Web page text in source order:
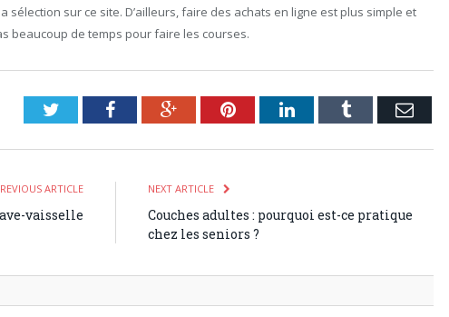
sélection sur ce site. D’ailleurs, faire des achats en ligne est plus simple et
beaucoup de temps pour faire les courses.
TwitterFacebookGoogle+PinterestLinkedInTumblr Email
ARTICLE
vaisselle
NEXT ARTICLE
Couches adultes : pourquoi est-ce pratique
chez les seniors ?